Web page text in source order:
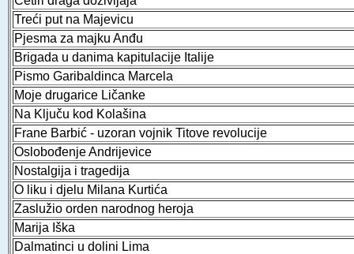
Treći put na Majevicu
Pjesma za majku Anđu
Brigada u danima kapitulacije Italije
Pismo Garibaldinca Marcela
Moje drugarice Ličanke
Na Ključu kod Kolašina
Frane Barbić - uzoran vojnik Titove revolucije
Oslobođenje Andrijevice
Nostalgija i tragedija
O liku i djelu Milana Kurtića
Zaslužio orden narodnog heroja
Marija Iška
Dalmatinci u dolini Lima